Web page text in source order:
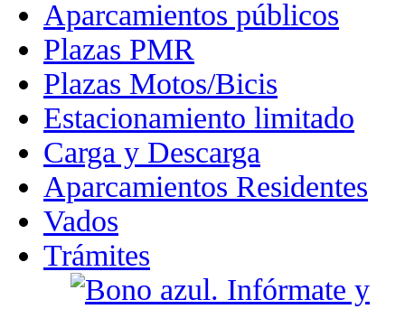
Aparcamientos públicos
Plazas PMR
Plazas Motos/Bicis
Estacionamiento limitado
Carga y Descarga
Aparcamientos Residentes
Vados
Trámites